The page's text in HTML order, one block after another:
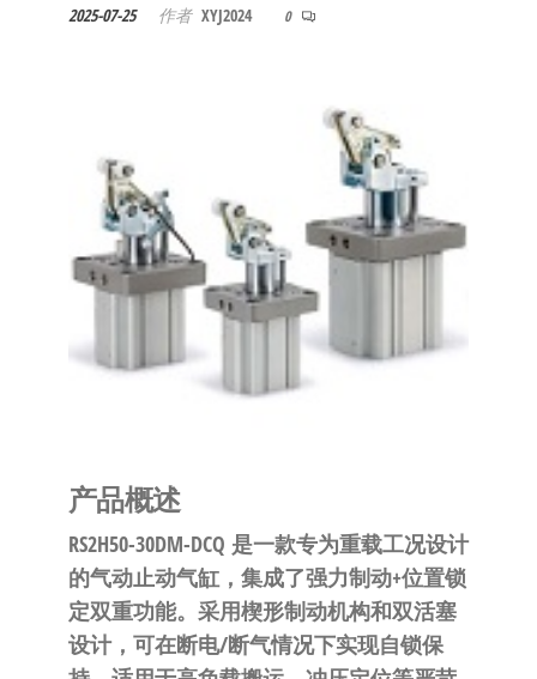
保障，全2025-07-25 作者 XYJ2024 0
产品概述
RS2H50-30DM-DCQ 是一款专为重载工况设计
的气动止动气缸，集成了强力制动+位置锁
定双重功能。采用楔形制动机构和双活塞
设计，可在断电/断气情况下实现自锁保